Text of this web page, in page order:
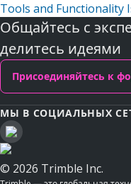
Tools and Functionality
Общайтесь с
делитесь идеями
Присоединяйтесь к
МЫ В СОЦИАЛЬНЫХ
© 2026 Trimble Inc.